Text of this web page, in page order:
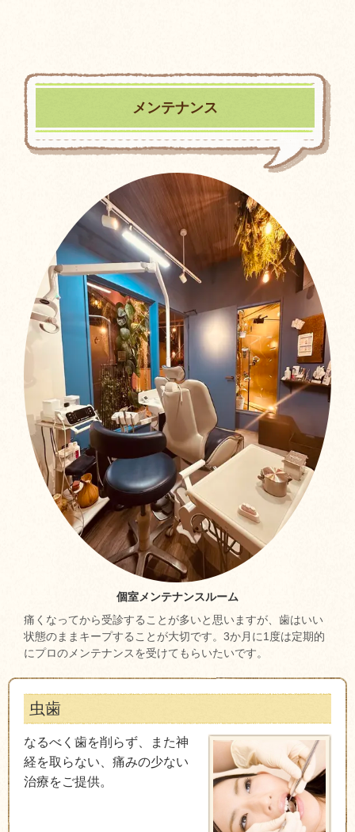
メンテナンス
個室メンテナンスルーム
痛くなってから受診することが多いと思いますが、歯はいい
状態のままキープすることが大切です。3か月に1度は定期的
にプロのメンテナンスを受けてもらいたいです。
虫歯
なるべく歯を削らず、また神
経を取らない、痛みの少ない
治療をご提供。